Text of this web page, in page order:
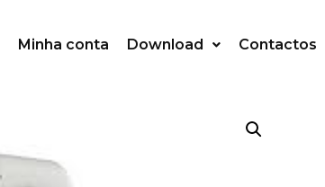
Minha conta Download Contactos